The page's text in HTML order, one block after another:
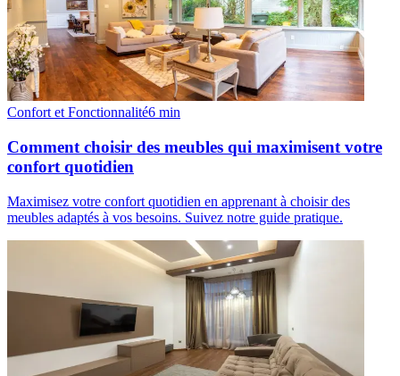
Confort et Fonctionnalité6 min
Comment choisir des meubles qui maximisent votre
confort quotidien
Maximisez votre confort quotidien en apprenant à choisir des
meubles adaptés à vos besoins. Suivez notre guide pratique.